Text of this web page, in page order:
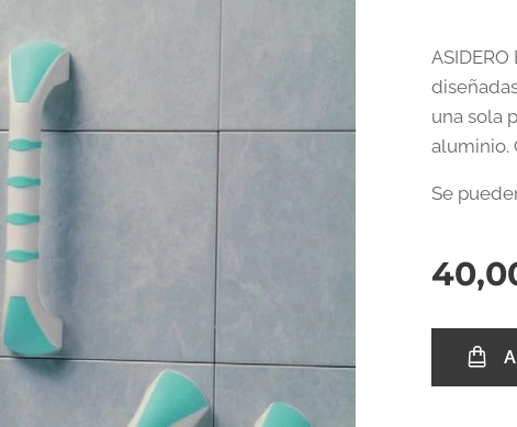
una sola
aluminio.
Se